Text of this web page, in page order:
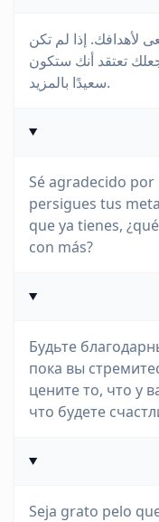
لأهدافك. إذا لم تكن
تعتقد أنك ستكون
سعيدًا بالمزيد.
Sé agradecido
persigues tus
que ya tienes,
con más?
Будьте
пока вы
цените то, что у
что будете
Seja grato pelo